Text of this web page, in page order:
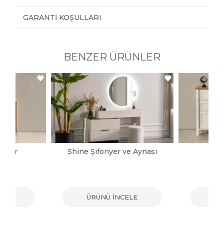
GARANTI KOŞULLARI
BENZER ÜRÜNLER
Shine Şifonyer ve Aynası
ÜRÜNÜ İNCELE